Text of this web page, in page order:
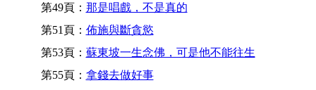
第49頁： 那是唱戲，不是真的
第51頁： 佈施與斷貪慾
第53頁： 蘇東坡一生念佛，可是他不能往生
第55頁： 拿錢去做好事